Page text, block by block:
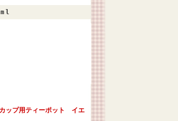
ップ用ティーポット イエ